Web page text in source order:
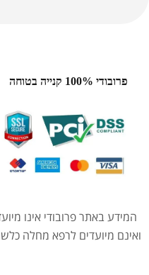
פרובודי 100% קנייה בטוחה
המידע באתר פרובודי אינו
ואינם מיועדים לרפא מחלה